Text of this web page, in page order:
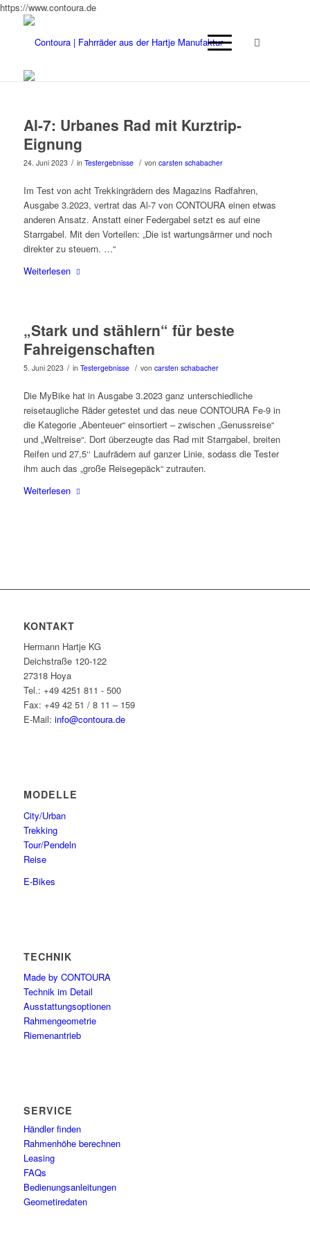
https://www.contoura.de
Al-7: Urbanes Rad mit Kurztrip-
Eignung
24. Juni 2023 / in Testergebnisse / von carsten schabacher
Im Test von acht Trekkingrädern des Magazins Radfahren,
Ausgabe 3.2023, vertrat das Al-7 von CONTOURA einen etwas
anderen Ansatz. Anstatt einer Federgabel setzt es auf eine
Starrgabel. Mit den Vorteilen: „Die ist wartungsärmer und noch
direkter zu steuern. …“
Weiterlesen
„Stark und stählern“ für beste
Fahreigenschaften
5. Juni 2023 / in Testergebnisse / von carsten schabacher
Die MyBike hat in Ausgabe 3.2023 ganz unterschiedliche
reisetaugliche Räder getestet und das neue CONTOURA Fe-9 in
die Kategorie „Abenteuer“ einsortiert – zwischen „Genussreise“
und „Weltreise“. Dort überzeugte das Rad mit Starrgabel, breiten
Reifen und 27,5‘‘ Laufrädern auf ganzer Linie, sodass die Tester
ihm auch das „große Reisegepäck“ zutrauten.
Weiterlesen
KONTAKT
Hermann Hartje KG
Deichstraße 120-122
27318 Hoya
Tel.: +49 4251 811 - 500
Fax: +49 42 51 / 8 11 – 159
E-Mail: info@contoura.de
MODELLE
City/Urban
Trekking
Tour/Pendeln
Reise
E-Bikes
TECHNIK
Made by CONTOURA
Technik im Detail
Ausstattungsoptionen
Rahmengeometrie
Riemenantrieb
SERVICE
Händler finden
Rahmenhöhe berechnen
Leasing
FAQs
Bedienungsanleitungen
Geometiredaten